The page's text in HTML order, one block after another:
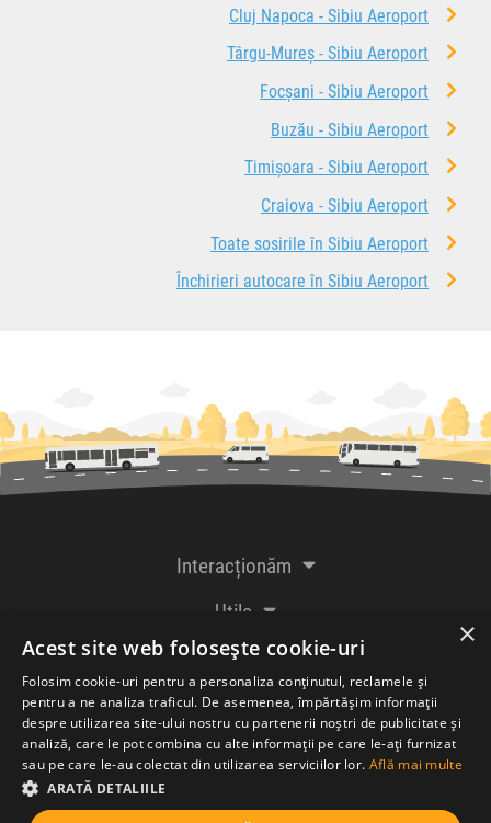
Cluj Napoca - Sibiu Aeroport
Târgu-Mureș - Sibiu Aeroport
Focșani - Sibiu Aeroport
Buzău - Sibiu Aeroport
Timișoara - Sibiu Aeroport
Craiova - Sibiu Aeroport
Toate sosirile în Sibiu Aeroport
Închirieri autocare în Sibiu Aeroport
Interacționăm
Utile
De la creatorii
Acceptăm plăți cu
×
Acest site web folosește cookie-uri
Folosim cookie-uri pentru a personaliza conținutul, reclamele și
pentru a ne analiza traficul. De asemenea, împărtășim informații
despre utilizarea site-ului nostru cu partenerii noștri de publicitate și
analiză, care le pot combina cu alte informații pe care le-ați furnizat
sau pe care le-au colectat din utilizarea serviciilor lor. Află mai multe
ARATĂ DETALIILE